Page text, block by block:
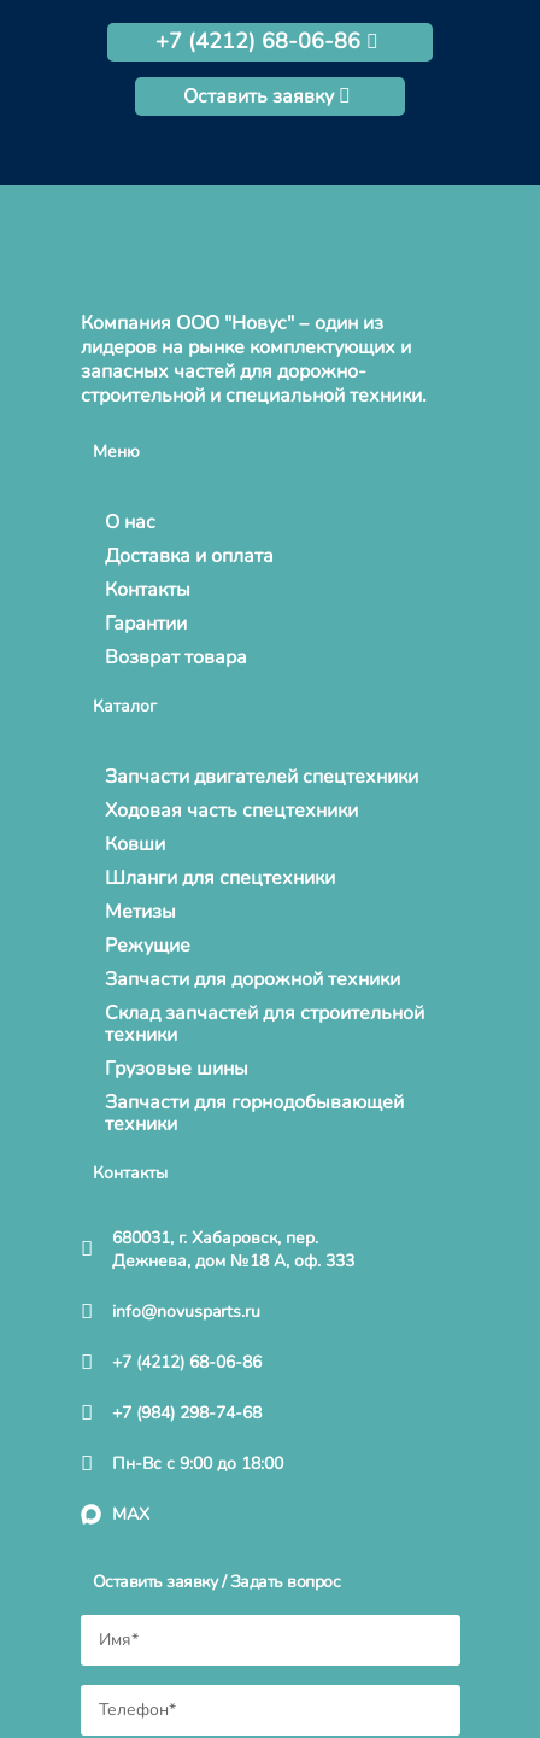
+7 (4212) 68-06-86
Оставить заявку
Компания ООО "Новус" – один из
лидеров на рынке комплектующих и
запасных частей для дорожно-
строительной и специальной техники.
Меню
О нас
Доставка и оплата
Контакты
Гарантии
Возврат товара
Каталог
Запчасти двигателей спецтехники
Ходовая часть спецтехники
Ковши
Шланги для спецтехники
Метизы
Режущие
Запчасти для дорожной техники
Склад запчастей для строительной
техники
Грузовые шины
Запчасти для горнодобывающей
техники
Контакты
680031, г. Хабаровск, пер.
Дежнева, дом №18 А, оф. 333
info@novusparts.ru
+7 (4212) 68-06-86
+7 (984) 298-74-68
Пн-Вс с 9:00 до 18:00
MAX
Оставить заявку / Задать вопрос